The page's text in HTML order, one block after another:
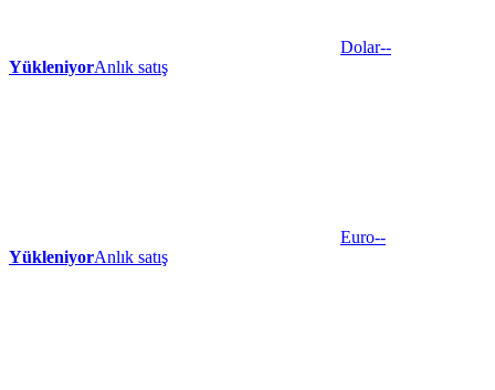
Dolar--
YükleniyorAnlık satış
Euro--
YükleniyorAnlık satış